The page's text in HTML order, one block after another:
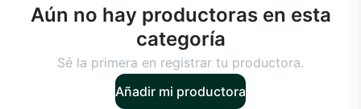
Aún no hay productoras en esta
categoría
Sé la primera en registrar tu productora.
Añadir mi productora